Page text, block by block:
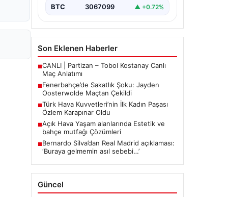
BTC 3067099 ▲ +0.72%
Son Eklenen Haberler
■CANLI | Partizan – Tobol Kostanay Canlı
Maç Anlatımı
■Fenerbahçe’de Sakatlık Şoku: Jayden
Oosterwolde Maçtan Çekildi
■Türk Hava Kuvvetleri’nin İlk Kadın Paşası
Özlem Karapınar Oldu
■Açık Hava Yaşam alanlarında Estetik ve
bahçe mutfağı Çözümleri
■Bernardo Silva’dan Real Madrid açıklaması:
‘Buraya gelmemin asıl sebebi…’
Güncel